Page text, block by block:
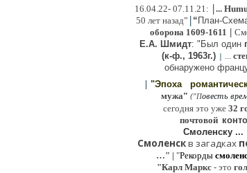
16.04.22- 07.11.21: |...
50 лет назад” | “ План-
оборона 1609-1611
Е.А. Шмидт: "Был один
(к-ф., 1963г.) | ...
обнаружено
| "Эпоха
мужа" ("Повесть
сегодня это уже 32
почтовой
Смоленску ...
Смоленскв загадках
…" | "Рекорды
"Карл Маркс - это